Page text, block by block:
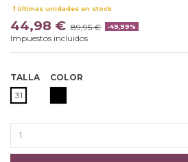
Últimas unidades en stock
44,98 € 89,95 € -49,99%
Impuestos incluidos
TALLA
31
COLOR